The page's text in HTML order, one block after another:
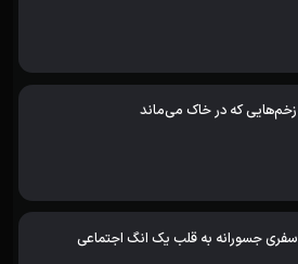
زخم‌هایی که در خاک می‌ماند
سفری جسورانه به قلب یک انگ اجتماعی